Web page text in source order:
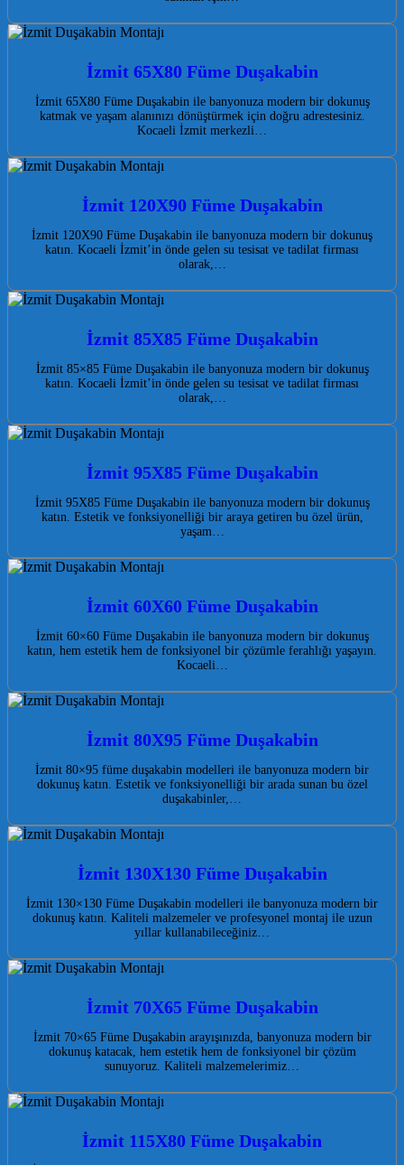
İzmit 65X80 Füme Duşakabin
İzmit 65X80 Füme Duşakabin ile banyonuza modern bir dokunuş
katmak ve yaşam alanınızı dönüştürmek için doğru adrestesiniz.
Kocaeli İzmit merkezli…
İzmit 120X90 Füme Duşakabin
İzmit 120X90 Füme Duşakabin ile banyonuza modern bir dokunuş
katın. Kocaeli İzmit’in önde gelen su tesisat ve tadilat firması
olarak,…
İzmit 85X85 Füme Duşakabin
İzmit 85×85 Füme Duşakabin ile banyonuza modern bir dokunuş
katın. Kocaeli İzmit’in önde gelen su tesisat ve tadilat firması
olarak,…
İzmit 95X85 Füme Duşakabin
İzmit 95X85 Füme Duşakabin ile banyonuza modern bir dokunuş
katın. Estetik ve fonksiyonelliği bir araya getiren bu özel ürün,
yaşam…
İzmit 60X60 Füme Duşakabin
İzmit 60×60 Füme Duşakabin ile banyonuza modern bir dokunuş
katın, hem estetik hem de fonksiyonel bir çözümle ferahlığı yaşayın.
Kocaeli…
İzmit 80X95 Füme Duşakabin
İzmit 80×95 füme duşakabin modelleri ile banyonuza modern bir
dokunuş katın. Estetik ve fonksiyonelliği bir arada sunan bu özel
duşakabinler,…
İzmit 130X130 Füme Duşakabin
İzmit 130×130 Füme Duşakabin modelleri ile banyonuza modern bir
dokunuş katın. Kaliteli malzemeler ve profesyonel montaj ile uzun
yıllar kullanabileceğiniz…
İzmit 70X65 Füme Duşakabin
İzmit 70×65 Füme Duşakabin arayışınızda, banyonuza modern bir
dokunuş katacak, hem estetik hem de fonksiyonel bir çözüm
sunuyoruz. Kaliteli malzemelerimiz…
İzmit 115X80 Füme Duşakabin